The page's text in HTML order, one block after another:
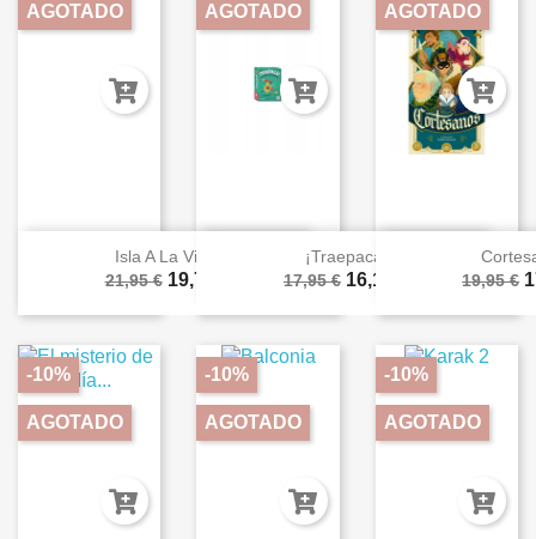
Isla A La Vista
21,95 € 19,76 €
AGOTADO
¡Traepacá!
17,95 € 16,16 €
AGOTADO
19,95 €
AGOTADO
-10%
AGOTADO
-10%
AGOTADO
-10%
AGOTADO